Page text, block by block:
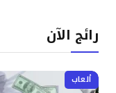
رائج الآن
ألعاب